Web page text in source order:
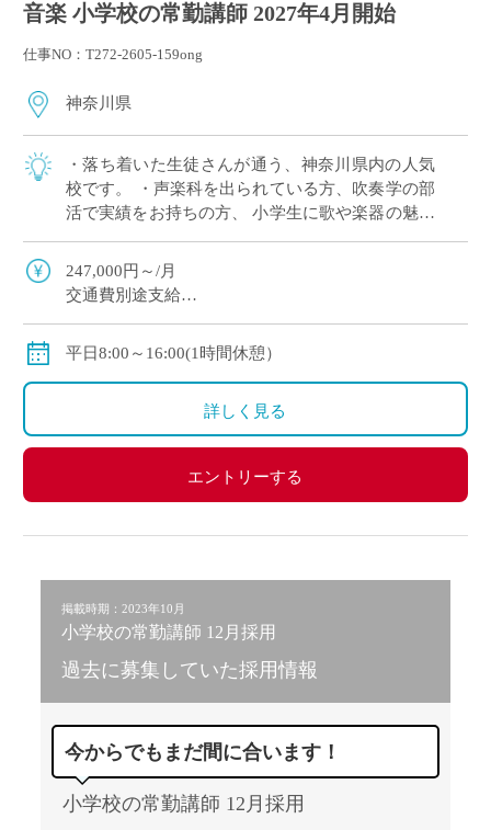
音楽 小学校の常勤講師 2027年4月開始
仕事NO：T272-2605-159ong
神奈川県
・落ち着いた生徒さんが通う、神奈川県内の人気
校です。 ・声楽科を出られている方、吹奏学の部
活で実績をお持ちの方、 小学生に歌や楽器の魅力
す！ ・学校現場でのご指導経験は必ずしも […]
247,000円～/月
交通費別途支給
平日8:00～16:00(1時間休憩）
詳しく見る
エントリーする
掲載時期：2023年10月
小学校の常勤講師 12月採用
過去に募集していた採用情報
今からでもまだ間に合います！
小学校の常勤講師 12月採用